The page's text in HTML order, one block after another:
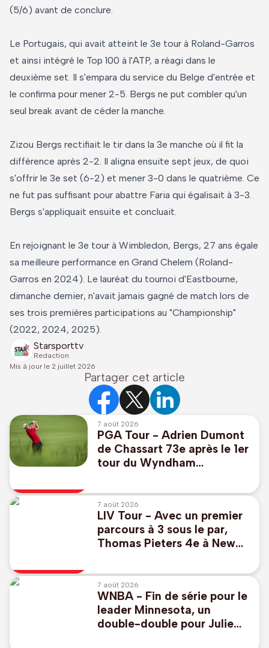
(5/6) avant de conclure.
Le Portugais, qui avait atteint le 3e tour à Roland-Garros
et ainsi intégré le Top 100 à l'ATP, a réagi dans le
deuxième set. Il s'empara du service du Belge d'entrée et
le confirma pour mener 2-5. Bergs ne put combler qu'un
seul break avant de céder la manche.
Zizou Bergs rectifiait le tir dans la 3e manche où il fit la
différence après 2-2. Il aligna ensuite sept jeux, de quoi
s'offrir le 3e set (6-2) et mener 3-0 dans le quatrième. Ce
ne fut pas suffisant pour abattre Faria qui égalisait à 3-3.
Bergs s'appliquait ensuite et concluait.
En rejoignant le 3e tour à Wimbledon, Bergs, 27 ans égale
sa meilleure performance en Grand Chelem (Roland-
Garros en 2024). Le lauréat du tournoi d'Eastbourne,
dimanche dernier, n'avait jamais gagné de match lors de
ses trois premières participations au "Championship"
(2022, 2024, 2025).
Starsporttv
Redaction
Mis à jour le 2 juillet 2026
Partager cet article
7 août 2026
PGA Tour - Adrien Dumont
de Chassart 73e après le 1er
tour du Wyndham
Nord
7 août 2026
LIV Tour - Avec un premier
parcours à 3 sous le par,
Thomas Pieters 4e à New
7 août 2026
WNBA - Fin de série pour le
leader Minnesota, un
double-double pour Julie